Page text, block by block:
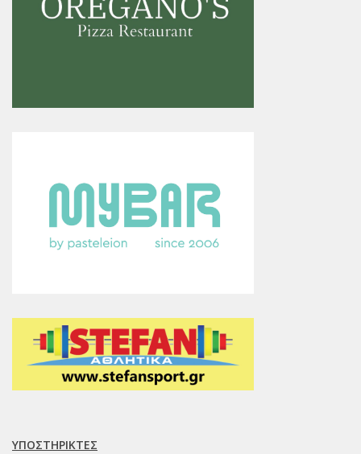
ΥΠΟΣΤΗΡΙΚΤΈΣ